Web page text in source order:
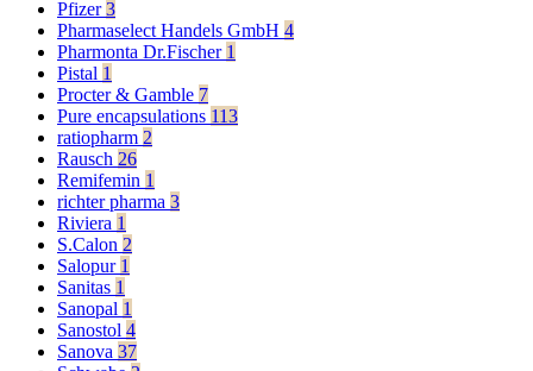
Pfizer3
Pharmaselect Handels GmbH 4
Pharmonta Dr.Fischer 1
Pistal 1
Procter & Gamble 7
Pure encapsulations 113
ratiopharm 2
Rausch 26
Remifemin 1
richter pharma 3
Riviera 1
S.Calon 2
Salopur 1
Sanitas 1
Sanopal 1
Sanostol 4
Sanova 37